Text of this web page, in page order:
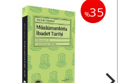
%35